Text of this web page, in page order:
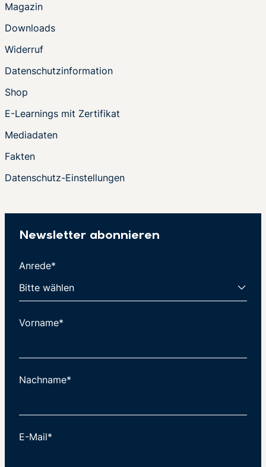
Magazin
Downloads
Widerruf
Datenschutzinformation
Shop
E-Learnings mit Zertifikat
Mediadaten
Fakten
Datenschutz-Einstellungen
Newsletter abonnieren
Anrede*
Vorname*
Nachname*
E-Mail*